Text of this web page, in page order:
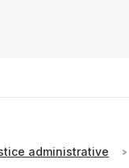
administrative